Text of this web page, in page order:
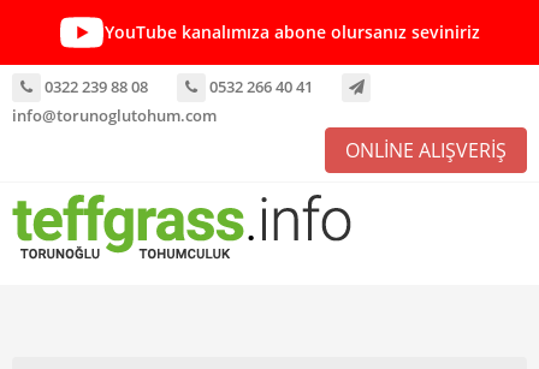
YouTube kanalımıza abone olursanız seviniriz
0322 239 88 08
0532 266 40 41
info@torunoglutohum.com
ONLİNE ALIŞVERİŞ